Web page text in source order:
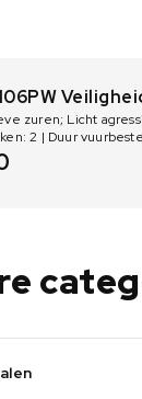
zuren; Licht
2 | Duur